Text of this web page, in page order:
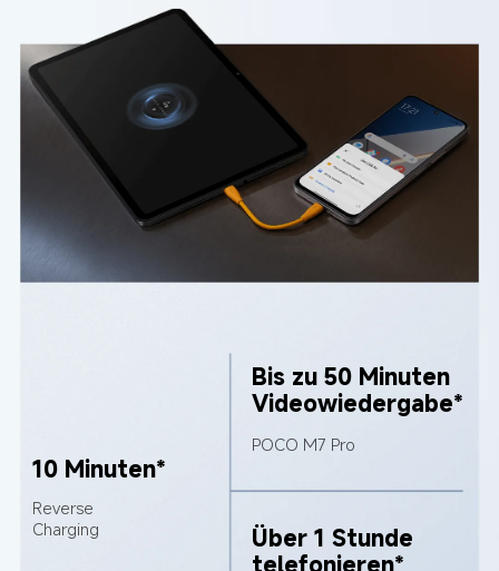
10 Minuten*
Reverse
Charging
Bis zu 50 Minuten
Videowiedergabe*
POCO M7 Pro
Über 1 Stunde
telefonieren*